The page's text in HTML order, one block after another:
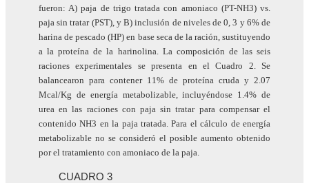
fueron: A) paja de trigo tratada con amoniaco (PT-NH3) vs.
paja sin tratar (PST), y B) inclusión de niveles de 0, 3 y 6% de
harina de pescado (HP) en base seca de la ración, sustituyendo
a la proteína de la harinolina. La composición de las seis
raciones experimentales se presenta en el Cuadro 2. Se
balancearon para contener 11% de proteína cruda y 2.07
Mcal/Kg de energía metabolizable, incluyéndose 1.4% de
urea en las raciones con paja sin tratar para compensar el
contenido NH3 en la paja tratada. Para el cálculo de energía
metabolizable no se consideró el posible aumento obtenido
por el tratamiento con amoniaco de la paja.
CUADRO 3